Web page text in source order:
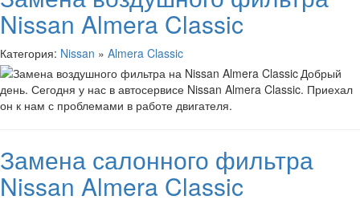
Nissan Almera Classic
Категория: Nissan » Almera Classic
Добрый
день. Сегодня у нас в автосервисе Nissan Almera Classic. Приехал
он к нам с проблемами в работе двигателя.
Замена салонного фильтра
Nissan Almera Classic